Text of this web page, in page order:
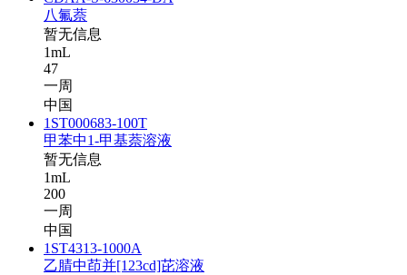
八氟萘
暂无信息
1mL
47
一周
中国
1ST000683-100T
甲苯中1-甲基萘溶液
暂无信息
1mL
200
一周
中国
1ST4313-1000A
乙腈中茚并[123cd]芘溶液